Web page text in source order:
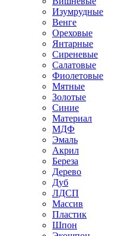
Изумрудные
Венге
Ореховые
Янтарные
Сиреневые
Салатовые
Фиолетовые
Мятные
Золотые
Синие
Материал
МДФ
Эмаль
Акрил
Береза
Дерево
Дуб
ЛДСП
Массив
Пластик
Шпон